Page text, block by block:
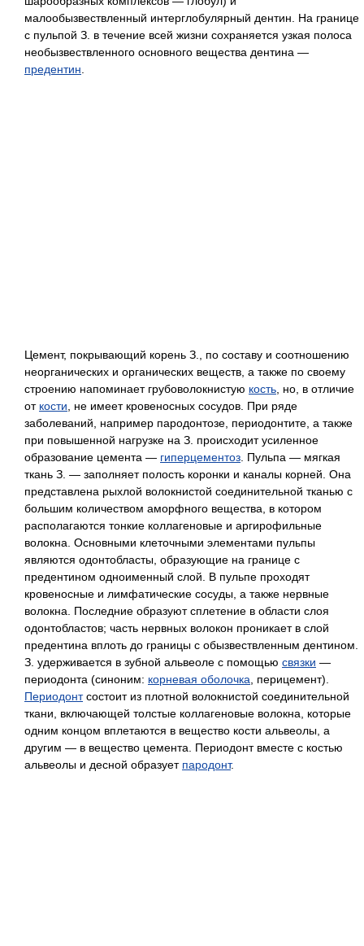
малообызвествленный интерглобулярный дентин. На границе
с пульпой З. в течение всей жизни сохраняется узкая полоса
необызвествленного основного вещества дентина —
предентин.
Цемент, покрывающий корень З., по составу и соотношению
неорганических и органических веществ, а также по своему
строению напоминает грубоволокнистую кость, но, в отличие
от кости, не имеет кровеносных сосудов. При ряде
заболеваний, например пародонтозе, периодонтите, а также
при повышенной нагрузке на З. происходит усиленное
образование цемента — гиперцементоз. Пульпа — мягкая
ткань З. — заполняет полость коронки и каналы корней. Она
представлена рыхлой волокнистой соединительной тканью с
большим количеством аморфного вещества, в котором
располагаются тонкие коллагеновые и аргирофильные
волокна. Основными клеточными элементами пульпы
являются одонтобласты, образующие на границе с
предентином одноименный слой. В пульпе проходят
кровеносные и лимфатические сосуды, а также нервные
волокна. Последние образуют сплетение в области слоя
одонтобластов; часть нервных волокон проникает в слой
предентина вплоть до границы с обызвествленным дентином.
З. удерживается в зубной альвеоле с помощью связки —
периодонта (синоним: корневая оболочка, перицемент).
Периодонтсостоит из плотной волокнистой соединительной
ткани, включающей толстые коллагеновые волокна, которые
одним концом вплетаются в вещество кости альвеолы, а
другим — в вещество цемента. Периодонт вместе с костью
альвеолы и десной образует пародонт.